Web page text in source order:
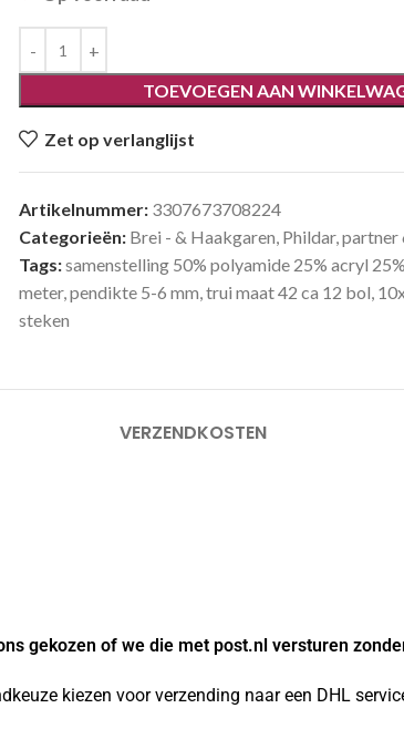
TOEVOEGEN AAN
Zet op verlanglijst
Artikelnummer: 3307673708224
Categorieën: Brei - & Haakgaren, Phildar,partner
Tags:samenstelling 50% polyamide 25% acryl
meter,pendikte 5-6 mm,trui maat 42 ca 12 bol,
steken
VERZENDKOSTEN
gekozen of we die met post.nl versturen
kiezen voor verzending naar een DHL